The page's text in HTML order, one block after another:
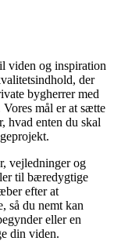
viden og inspiration
der
bygherrer med
mål er at sætte
hvad enten du skal
vejledninger og
til bæredygtige
efter at
så du nemt kan
eller en
din viden.